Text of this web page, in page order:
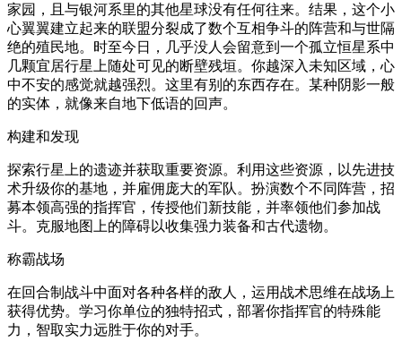
家园，且与银河系里的其他星球没有任何往来。结果，这个小
心翼翼建立起来的联盟分裂成了数个互相争斗的阵营和与世隔
绝的殖民地。时至今日，几乎没人会留意到一个孤立恒星系中
几颗宜居行星上随处可见的断壁残垣。你越深入未知区域，心
中不安的感觉就越强烈。这里有别的东西存在。某种阴影一般
的实体，就像来自地下低语的回声。
构建和发现
探索行星上的遗迹并获取重要资源。利用这些资源，以先进技
术升级你的基地，并雇佣庞大的军队。扮演数个不同阵营，招
募本领高强的指挥官，传授他们新技能，并率领他们参加战
斗。克服地图上的障碍以收集强力装备和古代遗物。
称霸战场
在回合制战斗中面对各种各样的敌人，运用战术思维在战场上
获得优势。学习你单位的独特招式，部署你指挥官的特殊能
力，智取实力远胜于你的对手。